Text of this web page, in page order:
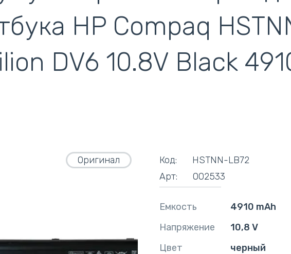
HP Compaq
DV6 10.8V Black
Оригинал Код:
HSTNN-LB72
Арт:
002533
Емкость
4910 mAh
Напряжение
10,8 V
Цвет
черный
самовывоз из
безналичный
на совместимые